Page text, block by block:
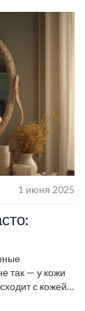
1 июня 2025
так — у кожи
с кожей